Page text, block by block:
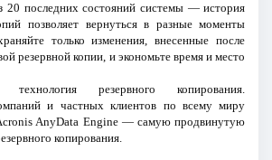
20 последних состояний системы — история
позволяет вернуться в разные моменты
только изменения, внесенные после
резервной копии, и экономьте время и место
технология резервного копирования.
и частных клиентов по всему миру
AnyData Engine — самую продвинутую
копирования.